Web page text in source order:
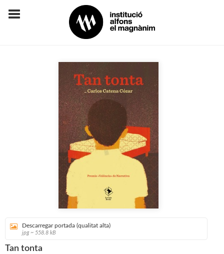
Descarregar portada (qualitat alta)
jpg ~ 558.8 kB
Tan tonta